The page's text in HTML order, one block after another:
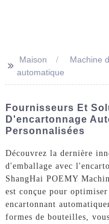
>>
Maison
Machine
automatique
Fournisseurs Et
D'encartonnage
Personnalisées
Découvrez la dernière
d'emballage avec
ShangHai POEMY
est conçue pour
encartonnant
formes de bouteilles,